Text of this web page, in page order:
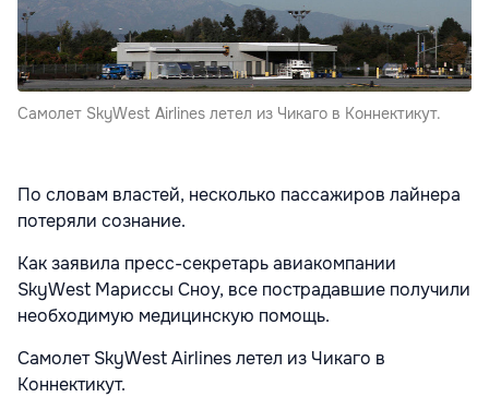
Самолет SkyWest Airlines летел из Чикаго в Коннектикут.
По словам властей, несколько пассажиров лайнера
потеряли сознание.
Как заявила пресс-секретарь авиакомпании
SkyWest Мариссы Сноу, все пострадавшие получили
необходимую медицинскую помощь.
Самолет SkyWest Airlines летел из Чикаго в
Коннектикут.